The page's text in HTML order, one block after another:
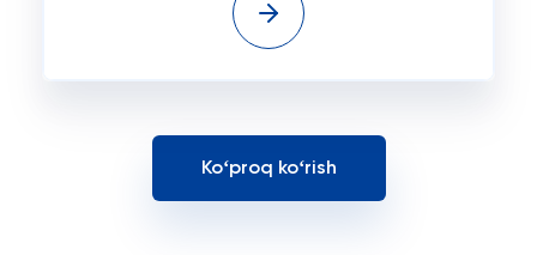
Koʻproq koʻrish